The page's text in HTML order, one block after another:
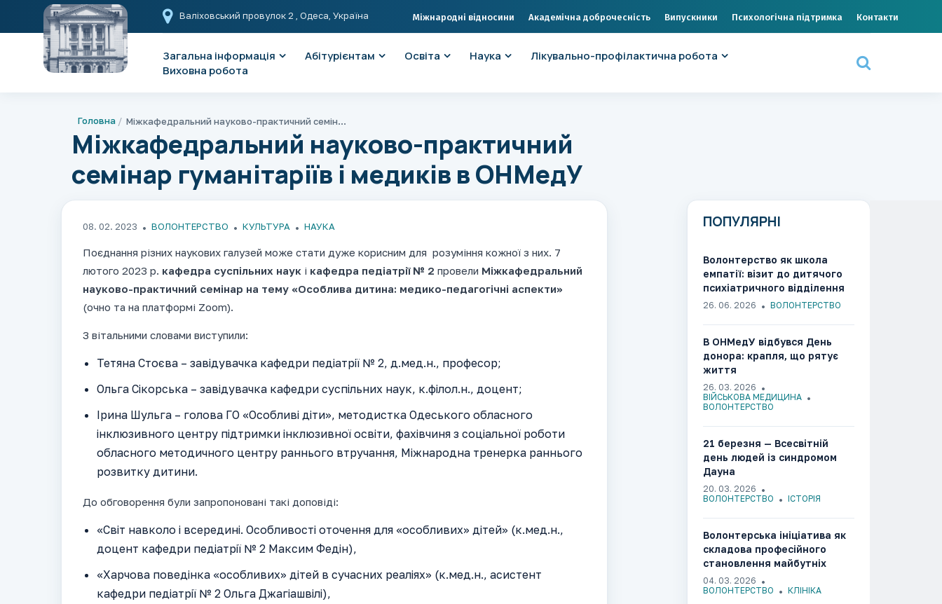
Валіховський провулок 2 , Одеса, Україна Міжнародні відносини Академічна доброчесність Випускники Психологічна підтримка Контакти
Загальна інформація Абітурієнтам Освіта Наука
Лікувально-профілактична робота
Виховна робота
Головна Міжкафедральний науково-практичний семінар гуманітаріїв і медиків в ОНМедУ
Міжкафедральний науково-практичний
семінар гуманітаріїв і медиків в ОНМедУ
08. 02. 2023 ВОЛОНТЕРСТВО КУЛЬТУРА НАУКА
Поєднання різних наукових галузей може стати дуже корисним для розуміння кожної з них. 7
лютого 2023 р. кафедра суспільних наук і кафедра педіатрії № 2 провели Міжкафедральний
науково-практичний семінар на тему «Особлива дитина: медико-педагогічні аспекти»
(очно та на платформі Zoom).
З вітальними словами виступили:
Тетяна Стоєва – завідувачка кафедри педіатрії № 2, д.мед.н., професор;
Ольга Сікорська – завідувачка кафедри суспільних наук, к.філол.н., доцент;
Ірина Шульга – голова ГО «Особливі діти», методистка Одеського обласного
інклюзивного центру підтримки інклюзивної освіти, фахівчиня з соціальної роботи
обласного методичного центру раннього втручання, Міжнародна тренерка раннього
розвитку дитини.
До обговорення були запропоновані такі доповіді:
«Світ навколо і всередині. Особливості оточення для «особливих» дітей» (к.мед.н.,
доцент кафедри педіатрії № 2 Максим Федін),
«Харчова поведінка «особливих» дітей в сучасних реаліях» (к.мед.н., асистент
кафедри педіатрії № 2 Ольга Джагіашвілі),
ПОПУЛЯРНІ
Волонтерство як школа
емпатії: візит до дитячого
психіатричного відділення
КНП «ООДКЛ» ООР
26. 06. 2026 ВОЛОНТЕРСТВО
В ОНМедУ відбувся День
донора: крапля, що рятує
життя
26. 03. 2026
ВІЙСЬКОВА МЕДИЦИНА
ВОЛОНТЕРСТВО
21 березня — Всесвітній
день людей із синдромом
Дауна
20. 03. 2026
ВОЛОНТЕРСТВО
ІСТОРІЯ
Волонтерська ініціатива як
складова професійного
становлення майбутніх
лікарів
04. 03. 2026
ВОЛОНТЕРСТВО
КЛІНІКА